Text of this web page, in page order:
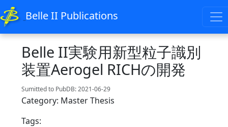
Belle II Publications
Belle II実験用新型粒子識別
装置Aerogel RICHの開発
Sumitted to PubDB: 2021-06-29
Category: Master Thesis
Tags: